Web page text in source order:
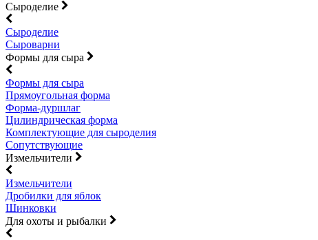
Сыроделие
Сыроделие
Сыроварни
Формы для сыра
Формы для сыра
Прямоугольная форма
Форма-дуршлаг
Цилиндрическая форма
Комплектующие для сыроделия
Сопутствующие
Измельчители
Измельчители
Дробилки для яблок
Шинковки
Для охоты и рыбалки